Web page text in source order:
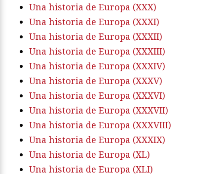
Una historia de Europa (XXX)
Una historia de Europa (XXXI)
Una historia de Europa (XXXII)
Una historia de Europa (XXXIII)
Una historia de Europa (XXXIV)
Una historia de Europa (XXXV)
Una historia de Europa (XXXVI)
Una historia de Europa (XXXVII)
Una historia de Europa (XXXVIII)
Una historia de Europa (XXXIX)
Una historia de Europa (XL)
Una historia de Europa (XLI)